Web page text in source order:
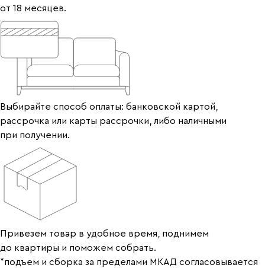
от 18 месяцев.
Выбирайте способ оплаты: банковской картой,
рассрочка или карты рассрочки, либо наличными
при получении.
Привезем товар в удобное время, поднимем
до квартиры и поможем собрать.
*подъем и сборка за пределами МКАД согласовывается